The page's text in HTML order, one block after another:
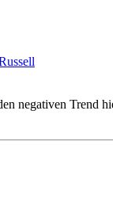
negativen Trend